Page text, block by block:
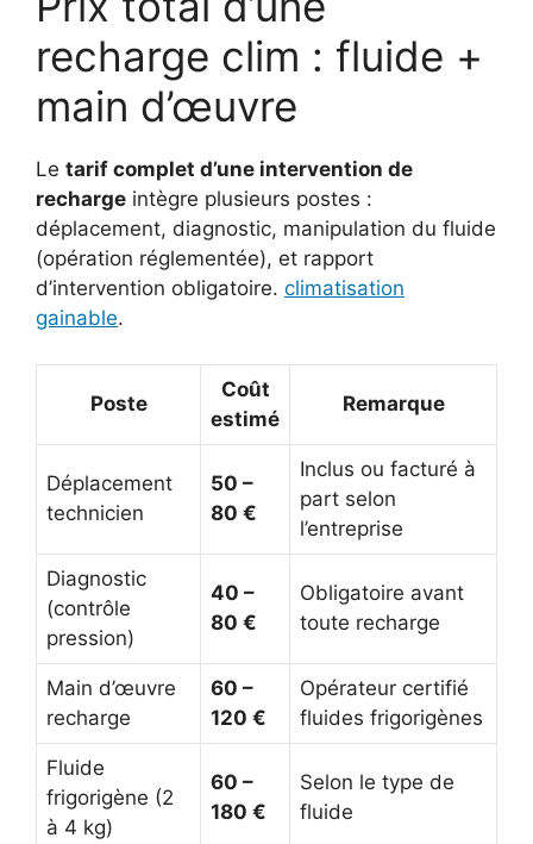
recharge clim : fluide +
main d’œuvre
Le tarif complet d’une intervention de
recharge intègre plusieurs postes :
déplacement, diagnostic, manipulation du fluide
(opération réglementée), et rapport
d’intervention obligatoire. climatisation
gainable.
Poste
Coût
estimé
Remarque
Déplacement
technicien
50 –
80 €
Inclus ou facturé à
part selon
l’entreprise
Diagnostic
(contrôle
pression)
40 –
80 €
Obligatoire avant
toute recharge
Main d’œuvre
recharge
60 –
120 €
Opérateur certifié
fluides frigorigènes
Fluide
frigorigène (2
à 4 kg)
60 –
180 €
Selon le type de
fluide